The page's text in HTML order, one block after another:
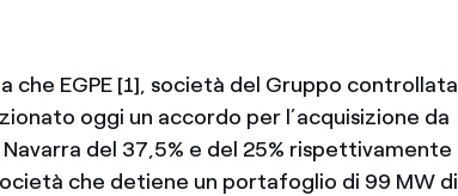
che EGPE [1], società del Gruppo controllata
oggi un accordo per l’acquisizione da
Navarra del 37,5% e del 25% rispettivamente
che detiene un portafoglio di 99 MW di